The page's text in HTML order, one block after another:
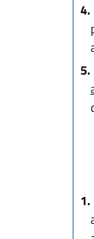
4.
5.
1.